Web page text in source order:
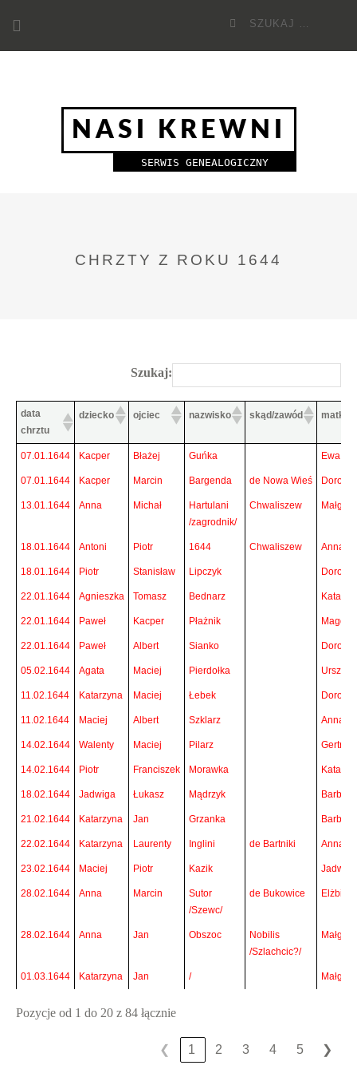
treści
Szukaj
NASI KREWNI
SERWIS GENEALOGICZNY
CHRZTY Z ROKU 1644
Szukaj:
data
chrztu
dziecko ojciec nazwisko skąd/zawód matka
data
dziecko ojciec nazwisko matka
07.01.1644 Kacper Błażej Guńka Ewa
07.01.1644 Kacper Marcin Bargenda de Nowa Wieś Dorota
13.01.1644 Anna Michał
Hartulani
/zagrodnik/
Chwaliszew
18.01.1644 Antoni Piotr 1644 Chwaliszew Anna
18.01.1644 Piotr Stanisław Lipczyk Dorota
22.01.1644 Agnieszka Tomasz Bednarz
22.01.1644 Paweł Kacper Płażnik
22.01.1644 Paweł Albert Sianko Dorota
05.02.1644 Agata Maciej Pierdołka Urszula
11.02.1644 Katarzyna Maciej Łebek Dorota
11.02.1644 Maciej Albert Szklarz Anna
14.02.1644 Walenty Maciej Pilarz
14.02.1644 Piotr Franciszek Morawka
18.02.1644 Jadwiga Łukasz Mądrzyk Barbara
21.02.1644 Katarzyna Jan Grzanka Barbara
22.02.1644 Katarzyna Laurenty Inglini de Bartniki Anna
23.02.1644 Maciej Piotr Kazik Jadwiga
28.02.1644 Anna Marcin
Sutor
/Szewc/
de Bukowice Elżbieta
28.02.1644 Anna Jan Obszoc
Nobilis
/Szlachcic?/
01.03.1644 Katarzyna Jan /
Pozycje od 1 do 20 z 84 łącznie
❮ 1 2 3 4 5 ❯